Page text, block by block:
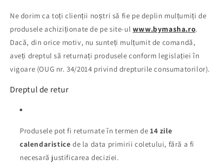
Ne dorim ca toți clienții noștri să fie pe deplin mulțumiți de
produsele achiziționate de pe site-ul www.bymasha.ro.
Dacă, din orice motiv, nu sunteți mulțumit de comandă,
aveți dreptul să returnați produsele conform legislației în
vigoare (OUG nr. 34/2014 privind drepturile consumatorilor).
Dreptul de retur
Produsele pot fi returnate în termen de 14 zile
calendaristice de la data primirii coletului, fără a fi
necesară justificarea deciziei.